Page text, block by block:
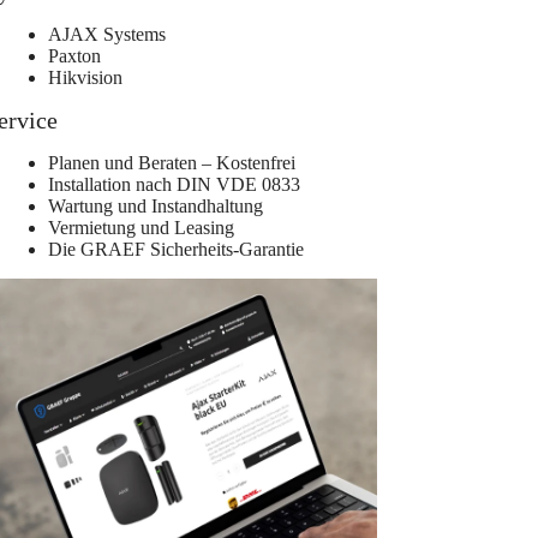
AJAX Systems
Paxton
Hikvision
Planen und Beraten – Kostenfrei
Installation nach DIN VDE 0833
Wartung und Instandhaltung
Vermietung und Leasing
Die GRAEF Sicherheits-Garantie